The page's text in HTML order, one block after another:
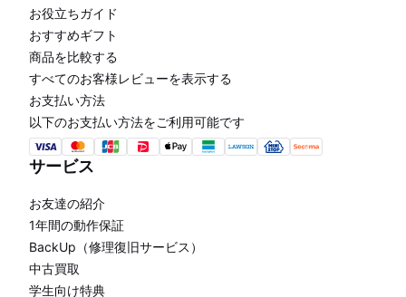
お役立ちガイド
おすすめギフト
商品を比較する
すべてのお客様レビューを表示する
お支払い方法
以下のお支払い方法をご利用可能です
サービス
お友達の紹介
1年間の動作保証
BackUp（修理復旧サービス）
中古買取
学生向け特典